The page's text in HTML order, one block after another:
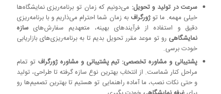
سرعت در تولید و تحویل: می‌دونیم که زمان تو برنامه‌ریزی نمایشگاه‌ها
خیلی مهمه. ما توژورگراف به زمان شما احترام می‌ذاریم و با برنامه‌ریزی
دقیق و استفاده از فرآیندهای بهینه، متعهدیم سفارش‌هایسازه
نمایشگاهی رو تو موعد مقرر تحویل بدیم تا به برنامه‌ریزی‌های بازاریابی
خودت برسی.
پشتیبانی و مشاوره تخصصی: تیم پشتیبانی و مشاوره ژورگراف تو تمام
مراحل کنار شماست. از انتخاب بهترین نوع سازه گرفته تا طراحی، تولید
و حتی نکات نصب، ما آماده راهنمایی تو هستیم تا بهترین تصمیم‌ها رو